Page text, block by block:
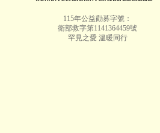
115年公益勸募字號：
衛部救字第1141364459號
罕見之愛 溫暖同行